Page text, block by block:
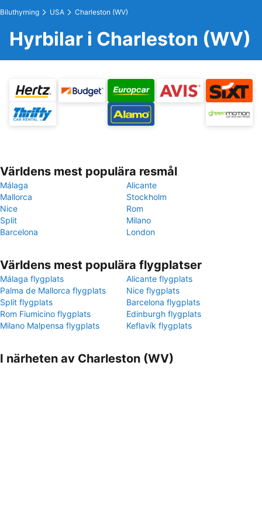
Biluthyrning USA Charleston (WV)
Hyrbilar i Charleston (WV)
Världens mest populära resmål
Málaga
Alicante
Mallorca
Stockholm
Nice
Rom
Split
Milano
Barcelona
London
Världens mest populära flygplatser
Málaga flygplats
Alicante flygplats
Palma de Mallorca flygplats
Nice flygplats
Split flygplats
Barcelona flygplats
Rom Fiumicino flygplats
Edinburgh flygplats
Milano Malpensa flygplats
Keflavík flygplats
I närheten av Charleston (WV)